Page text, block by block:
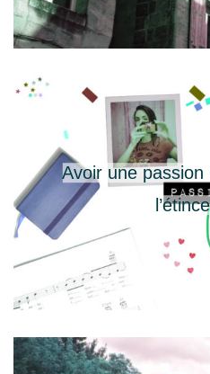
Avoir une passion